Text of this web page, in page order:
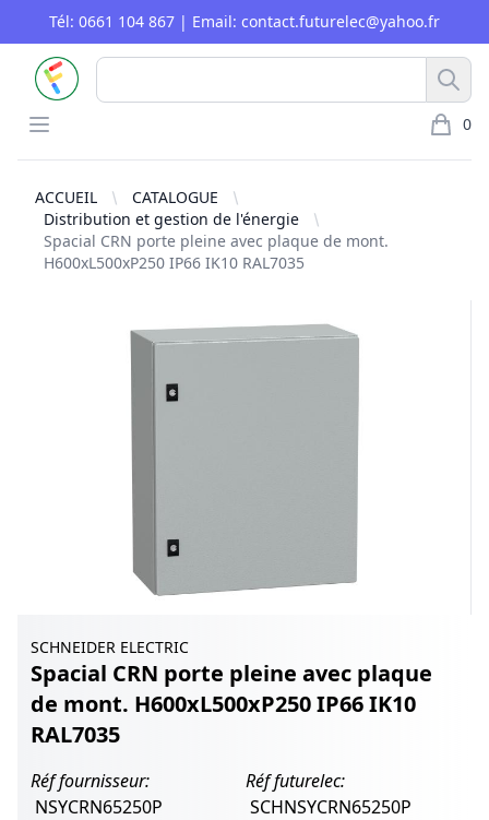
Tél: 0661 104 867 | Email: contact.futurelec@yahoo.fr
FUTURELEC
Open menu
0
article
ACCUEIL
CATALOGUE
Distribution et gestion de l'énergie
Spacial CRN porte pleine avec plaque de mont.
H600xL500xP250 IP66 IK10 RAL7035
SCHNEIDER ELECTRIC
Spacial CRN porte pleine avec plaque
de mont. H600xL500xP250 IP66 IK10
RAL7035
Réf fournisseur:
NSYCRN65250P
Réf futurelec:
SCHNSYCRN65250P